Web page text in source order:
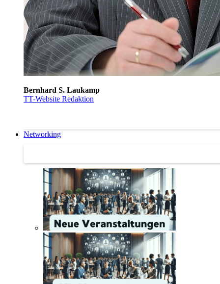
Bernhard S. Laukamp
TT-Website Redaktion
Networking